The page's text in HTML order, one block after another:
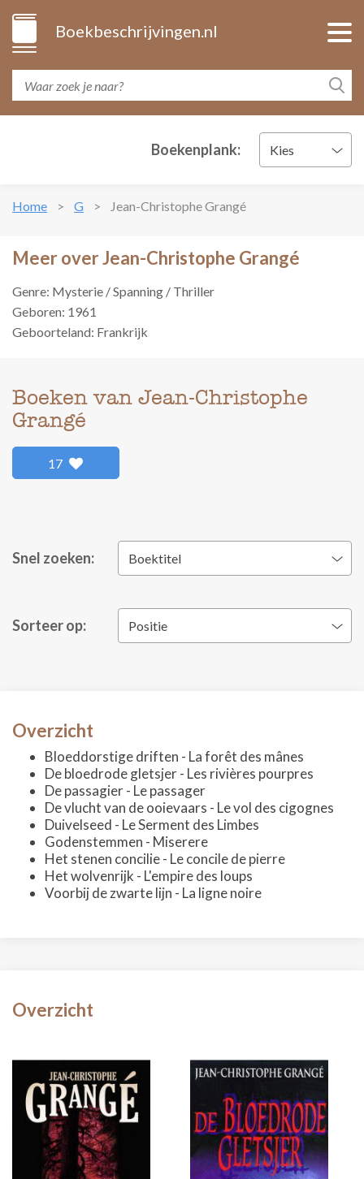
Boekbeschrijvingen.nl
Boekenplank: Kies
Home G Jean-Christophe Grangé
Meer over Jean-Christophe Grangé
Genre: Mysterie / Spanning / Thriller
Geboren: 1961
Geboorteland: Frankrijk
Boeken van Jean-Christophe
Grangé
17
Snel zoeken: Boektitel
Sorteer op: Positie
Overzicht
Bloeddorstige driften - La forêt des mânes
De bloedrode gletsjer - Les rivières pourpres
De passagier - Le passager
De vlucht van de ooievaars - Le vol des cigognes
Duivelseed - Le Serment des Limbes
Godenstemmen - Miserere
Het stenen concilie - Le concile de pierre
Het wolvenrijk - L'empire des loups
Voorbij de zwarte lijn - La ligne noire
Overzicht